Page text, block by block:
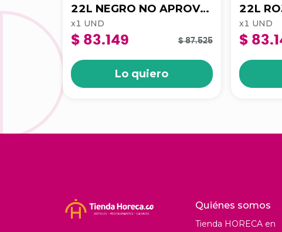
22L NEGRO NO APROV
4-1050174
x1 UND
$ 83.149 $ 87.525
Lo quiero
22L ROJO RIESGO
x1 UND
$
Quiénes somos
Tienda HORECA en